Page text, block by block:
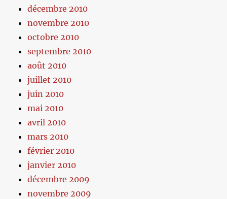
décembre 2010
novembre 2010
octobre 2010
septembre 2010
août 2010
juillet 2010
juin 2010
mai 2010
avril 2010
mars 2010
février 2010
janvier 2010
décembre 2009
novembre 2009